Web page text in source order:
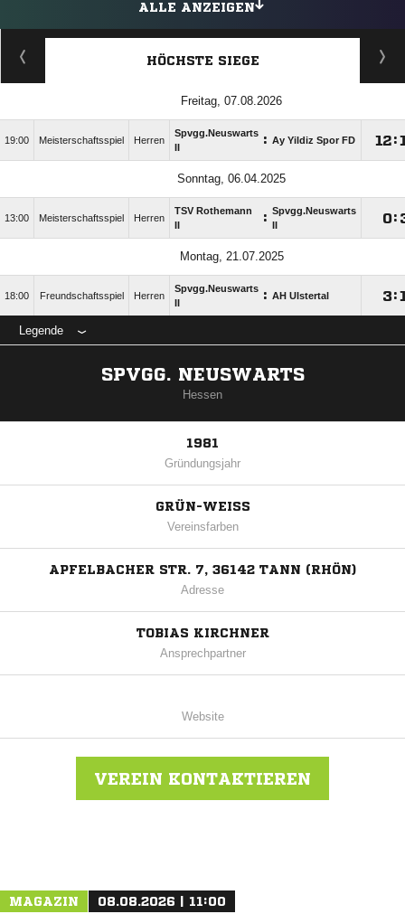
ALLE ANZEIGEN
HÖCHSTE SIEGE
Freitag, 07.08.2026
19:00 Meisterschaftsspiel Herren
Spvgg.Neuswarts : Ay Yildiz Spor FD :
Sonntag, 06.04.2025
13:00 Meisterschaftsspiel Herren
TSV Rothemann
: Spvgg.Neuswarts
:
Montag, 21.07.2025
18:00 Freundschaftsspiel Herren
Spvgg.Neuswarts : AH Ulstertal :
Legende
SPVGG. NEUSWARTS
Hessen
1981
Gründungsjahr
GRÜN-WEISS
Vereinsfarben
APFELBACHER STR. 7, 36142 TANN (RHÖN)
Adresse
TOBIAS KIRCHNER
Ansprechpartner
Website
VEREIN KONTAKTIEREN
MAGAZIN 08.08.2026 | 11:00